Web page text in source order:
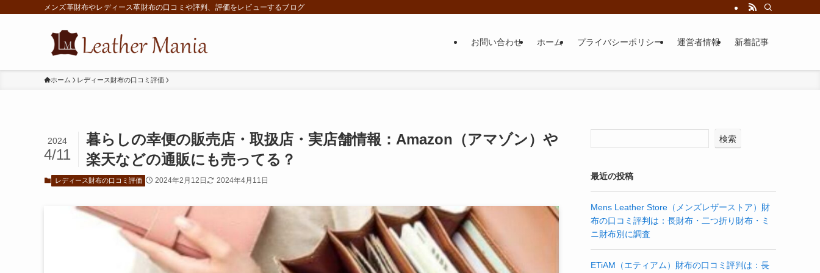
メンズ革財布やレディース革財布の口コミや評判、評価をレビューするブログ
お問い合わせ ホーム プライバシーポリシー 運営者情報 新着記事
ホーム レディース財布の口コミ評価
暮らしの幸便の販売店・取扱店・実店舗情報：Amazon（アマゾン）や
楽天などの通販にも売ってる？
2024
4/11
レディース財布の口コミ評価 2024年2月12日 2024年4月11日
検索
最近の投稿
Mens Leather Store（メンズレザーストア）財
布の口コミ評判は：長財布・二つ折り財布・ミ
ニ財布別に調査
ETiAM（エティアム）財布の口コミ評判は：長